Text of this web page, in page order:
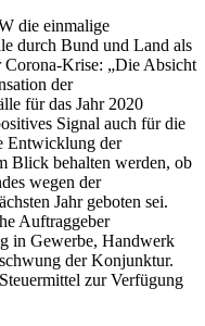
die einmalige
durch Bund und Land als
Corona-Krise: „Die Absicht
der
für das Jahr 2020
Signal auch für die
Entwicklung der
Blick behalten werden, ob
wegen der
Jahr geboten sei.
Auftraggeber
in Gewerbe, Handwerk
der Konjunktur.
zur Verfügung